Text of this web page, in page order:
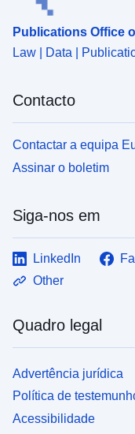
Publications Office
Law | Data |
Contacto
Contactar a equipa
Assinar o boletim
Siga-nos em
LinkedIn
Other
Quadro legal
Advertência jurídica
Política de
Acessibilidade